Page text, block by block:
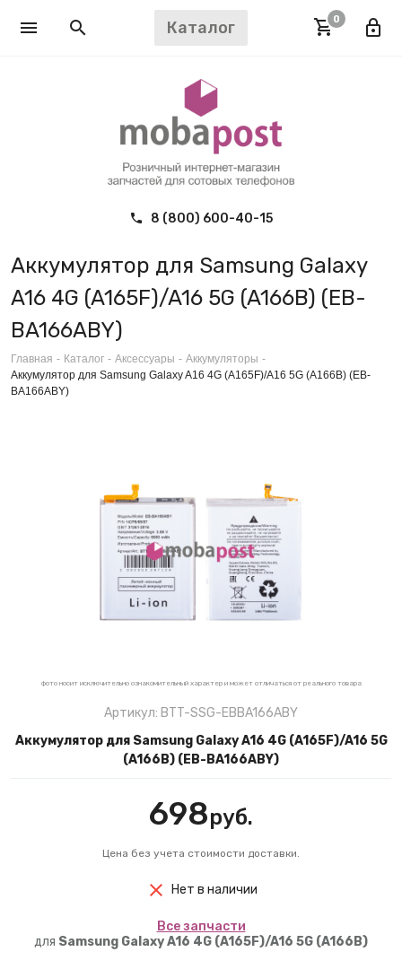
Каталог 0
8 (800) 600-40-15
Аккумулятор для Samsung Galaxy
A16 4G (A165F)/A16 5G (A166B) (EB-
BA166ABY)
Главная - Каталог - Аксессуары - Аккумуляторы -
Аккумулятор для Samsung Galaxy A16 4G (A165F)/A16 5G (A166B) (EB-
BA166ABY)
фото носит исключительно ознакомительный характер и может отличаться от реального товара
Артикул: BTT-SSG-EBBA166ABY
Аккумулятор для Samsung Galaxy A16 4G (A165F)/A16 5G
(A166B) (EB-BA166ABY)
698руб.
Цена без учета стоимости доставки.
Нет в наличии
Вcе запчасти
для Samsung Galaxy A16 4G (A165F)/A16 5G (A166B)